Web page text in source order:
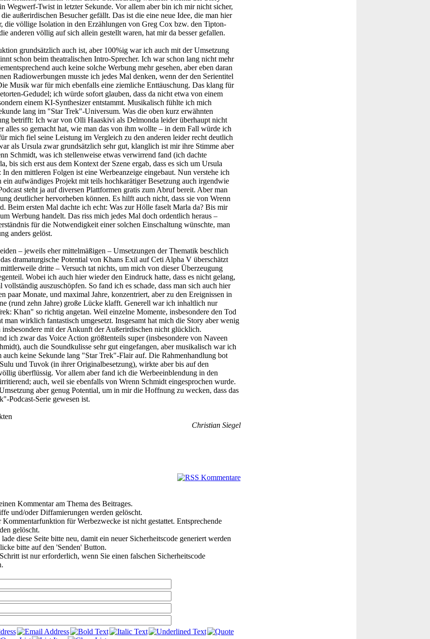
Wegwerf-Twist in letzter Sekunde. Vor allem aber bin ich mir nicht sicher,
außerirdischen Besucher gefällt. Das ist die eine neue Idee, die man hier
die völlige Isolation in den Erzählungen von Greg Cox bzw. den Tipton-
anderen völlig auf sich allein gestellt waren, hat mir da besser gefallen.
grundsätzlich auch ist, aber 100%ig war ich auch mit der Umsetzung
schon beim theatralischen Intro-Sprecher. Ich war schon lang nicht mehr
auch keine solche Werbung mehr gesehen, aber eben daran
Radiowerbungen musste ich jedes Mal denken, wenn der den Serientitel
Musik war für mich ebenfalls eine ziemliche Enttäuschung. Das klang für
Gedudel; ich würde sofort glauben, dass da nicht etwa von einem
einem KI-Synthesizer entstammt. Musikalisch fühlte ich mich
lang im "Star Trek"-Universum. Was die oben kurz erwähnten
betrifft: Ich war von Olli Haaskivi als Delmonda leider überhaupt nicht
alles so gemacht hat, wie man das von ihm wollte – in dem Fall würde ich
mich fiel seine Leistung im Vergleich zu den anderen leider recht deutlich
als Ursula zwar grundsätzlich sehr gut, klanglich ist mir ihre Stimme aber
Schmidt, was ich stellenweise etwas verwirrend fand (ich dachte
bis sich erst aus dem Kontext der Szene ergab, dass es sich um Ursula
den mittleren Folgen ist eine Werbeanzeige eingebaut. Nun verstehe ich
ein aufwändiges Projekt mit teils hochkarätiger Besetzung auch irgendwie
steht ja auf diversen Plattformen gratis zum Abruf bereit. Aber man
deutlicher hervorheben können. Es hilft auch nicht, dass sie von Wrenn
Beim ersten Mal dachte ich echt: Was zur Hölle faselt Marla da? Bis mir
Werbung handelt. Das riss mich jedes Mal doch ordentlich heraus –
für die Notwendigkeit einer solchen Einschaltung wünschte, man
anders gelöst.
– jeweils eher mittelmäßigen – Umsetzungen der Thematik beschlich
dramaturgische Potential von Khans Exil auf Ceti Alpha V überschätzt
dritte – Versuch tat nichts, um mich von dieser Überzeugung
Wobei ich auch hier wieder den Eindruck hatte, dass es nicht gelang,
vollständig auszuschöpfen. So fand ich es schade, dass man sich auch hier
paar Monate, und maximal Jahre, konzentriert, aber zu den Ereignissen in
(rund zehn Jahre) große Lücke klafft. Generell war ich inhaltlich nur
Khan" so richtig angetan. Weil einzelne Momente, insbesondere den Tod
wirklich fantastisch umgesetzt. Insgesamt hat mich die Story aber wenig
mit der Ankunft der Außerirdischen nicht glücklich.
ich zwar das Voice Action größtenteils super (insbesondere von Naveen
auch die Soundkulisse sehr gut eingefangen, aber musikalisch war ich
auch keine Sekunde lang "Star Trek"-Flair auf. Die Rahmenhandlung bot
und Tuvok (in ihrer Originalbesetzung), wirkte aber bis auf den
überflüssig. Vor allem aber fand ich die Werbeeinblendung in den
auch, weil sie ebenfalls von Wrenn Schmidt eingesprochen wurde.
aber genug Potential, um in mir die Hoffnung zu wecken, dass das
Podcast-Serie gewesen ist.
Christian Siegel
Kommentar am Thema des Beitrages.
und/oder Diffamierungen werden gelöscht.
Kommentarfunktion für Werbezwecke ist nicht gestattet. Entsprechende
gelöscht.
diese Seite bitte neu, damit ein neuer Sicherheitscode generiert werden
bitte auf den 'Senden' Button.
ist nur erforderlich, wenn Sie einen falschen Sicherheitscode